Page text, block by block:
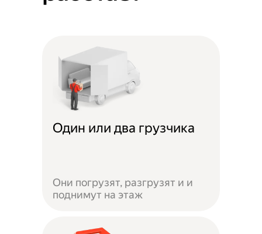
Один или два грузчика
Они погрузят, разгрузят и и
поднимут на этаж